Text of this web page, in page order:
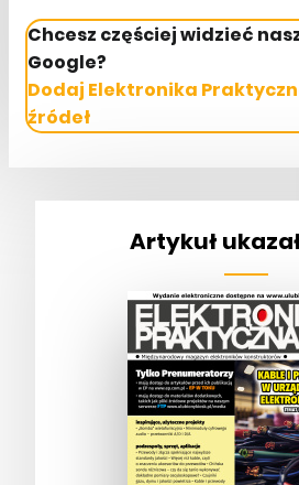
Chcesz częściej widzieć
Google?
Dodaj Elektronika
źródeł
Artykuł